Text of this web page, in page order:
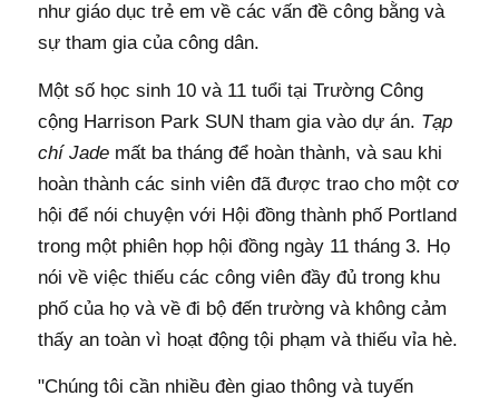
như giáo dục trẻ em về các vấn đề công bằng và
sự tham gia của công dân.
Một số học sinh 10 và 11 tuổi tại Trường Công
cộng Harrison Park SUN tham gia vào dự án. Tạp
chí Jademất ba tháng để hoàn thành, và sau khi
hoàn thành các sinh viên đã được trao cho một cơ
hội để nói chuyện với Hội đồng thành phố Portland
trong một phiên họp hội đồng ngày 11 tháng 3. Họ
nói về việc thiếu các công viên đầy đủ trong khu
phố của họ và về đi bộ đến trường và không cảm
thấy an toàn vì hoạt động tội phạm và thiếu vỉa hè.
"Chúng tôi cần nhiều đèn giao thông và tuyến